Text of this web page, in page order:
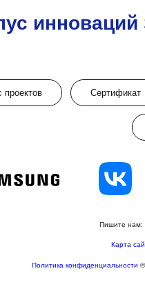
инноваций
проектов Сертификат
Пишите нам:
Карта
Политика конфиденциальности